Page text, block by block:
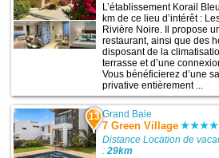
L’établissement Korail
km de ce lieu d’intérêt :
Rivière Noire. Il propose
restaurant, ainsi que des
disposant de la
terrasse et d’une
Vous bénéficierez d’une
privative entièrement ...
13 Grand Baie
7 Green Village
Distance Location de
:29km